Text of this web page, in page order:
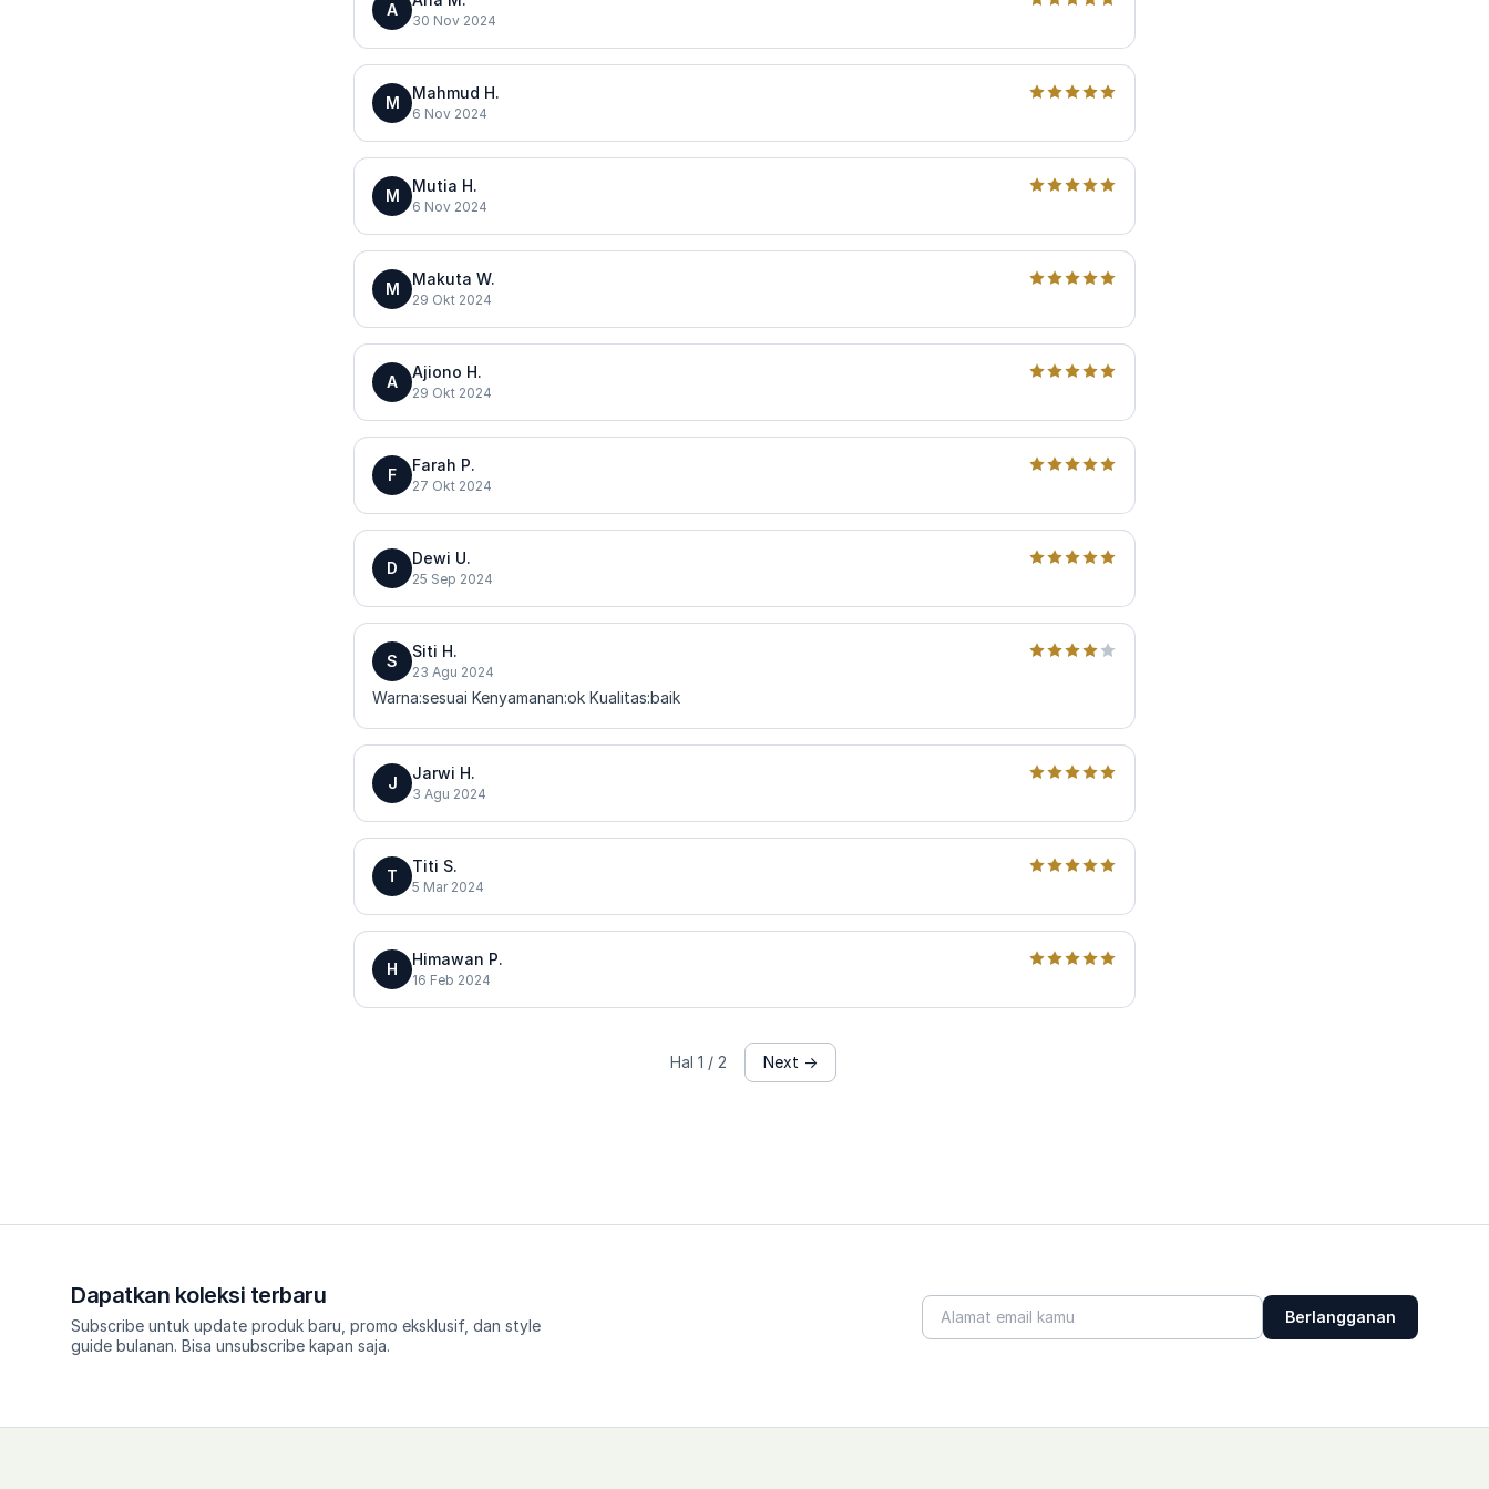
A
30 Nov 2024
M
Mahmud H.
6 Nov 2024
M
Mutia H.
6 Nov 2024
M
Makuta W.
29 Okt 2024
A
Ajiono H.
29 Okt 2024
F
Farah P.
27 Okt 2024
D
Dewi U.
25 Sep 2024
S
Siti H.
23 Agu 2024
Warna:sesuai Kenyamanan:ok Kualitas:baik
J
Jarwi H.
3 Agu 2024
T
Titi S.
5 Mar 2024
H
Himawan P.
16 Feb 2024
Hal 1 / 2 Next →
Dapatkan koleksi terbaru
Subscribe untuk update produk baru, promo eksklusif, dan style
guide bulanan. Bisa unsubscribe kapan saja.
Berlangganan